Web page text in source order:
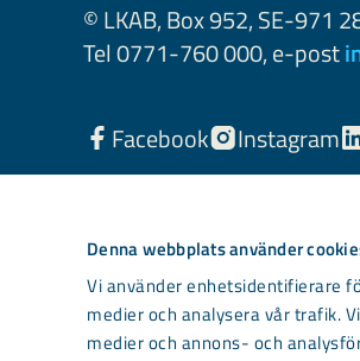
Denna webbplats använder
Vi använder enhetsidentifierare
medier och analysera vår trafik.
medier och annons- och
© LKAB, Box 952, SE-971
Tel 0771-760 000, e-post
Facebook Instagram